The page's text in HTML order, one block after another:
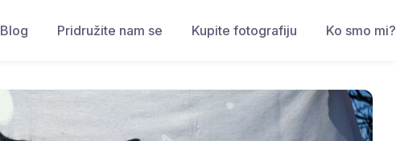
Blog Pridružite nam se Kupite fotografiju Ko smo mi?